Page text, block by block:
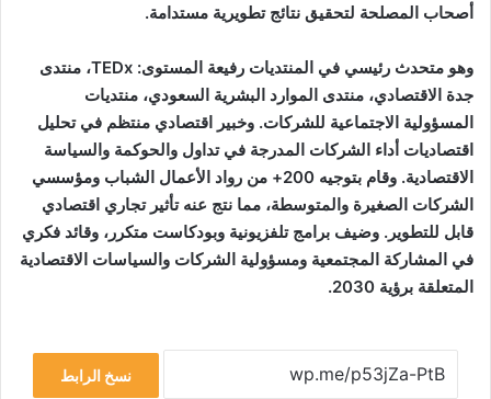
أصحاب المصلحة لتحقيق نتائج تطويرية مستدامة.
وهو متحدث رئيسي في المنتديات رفيعة المستوى: TEDx، منتدى
جدة الاقتصادي، منتدى الموارد البشرية السعودي، منتديات
المسؤولية الاجتماعية للشركات. وخبير اقتصادي منتظم في تحليل
اقتصاديات أداء الشركات المدرجة في تداول والحوكمة والسياسة
الاقتصادية. وقام بتوجيه 200+ من رواد الأعمال الشباب ومؤسسي
الشركات الصغيرة والمتوسطة، مما نتج عنه تأثير تجاري اقتصادي
قابل للتطوير. وضيف برامج تلفزيونية وبودكاست متكرر، وقائد فكري
في المشاركة المجتمعية ومسؤولية الشركات والسياسات الاقتصادية
المتعلقة برؤية 2030.
نسخ الرابط